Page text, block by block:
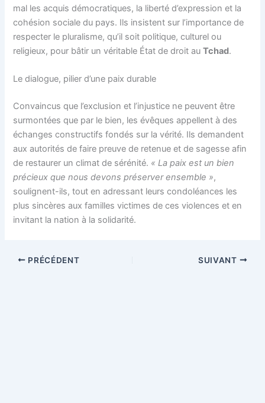
mal les acquis démocratiques, la liberté d’expression et la
cohésion sociale du pays. Ils insistent sur l’importance de
respecter le pluralisme, qu’il soit politique, culturel ou
religieux, pour bâtir un véritable État de droit auTchad.
Le dialogue, pilier d’une paix durable
Convaincus que l’exclusion et l’injustice ne peuvent être
surmontées que par le bien, les évêques appellent à des
échanges constructifs fondés sur la vérité. Ils demandent
aux autorités de faire preuve de retenue et de sagesse afin
de restaurer un climat de sérénité. « La paix est un bien
précieux que nous devons préserver ensemble »,
soulignent-ils, tout en adressant leurs condoléances les
plus sincères aux familles victimes de ces violences et en
invitant la nation à la solidarité.
PRÉCÉDENT SUIVANT